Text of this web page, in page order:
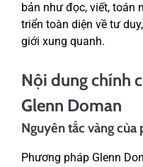
bản như đọc, viết, toán
triển toàn diện về tư
giới xung quanh.
Nội dung chính
Glenn Doman
Nguyên tắc vàng
Phương pháp Glenn